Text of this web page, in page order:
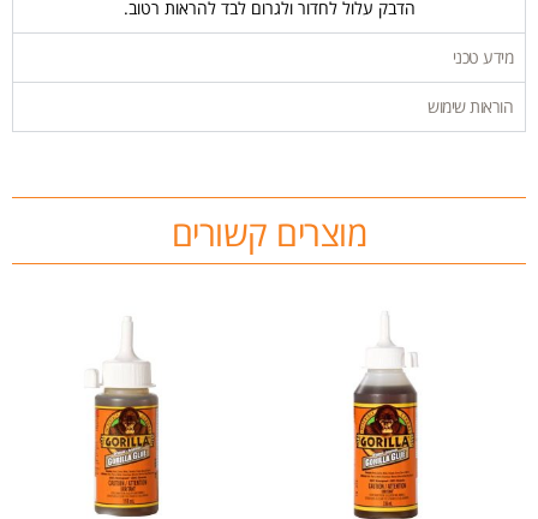
הדבק עלול לחדור ולגרום לבד להראות רטוב.
מידע טכני
הוראות שימוש
מוצרים קשורים